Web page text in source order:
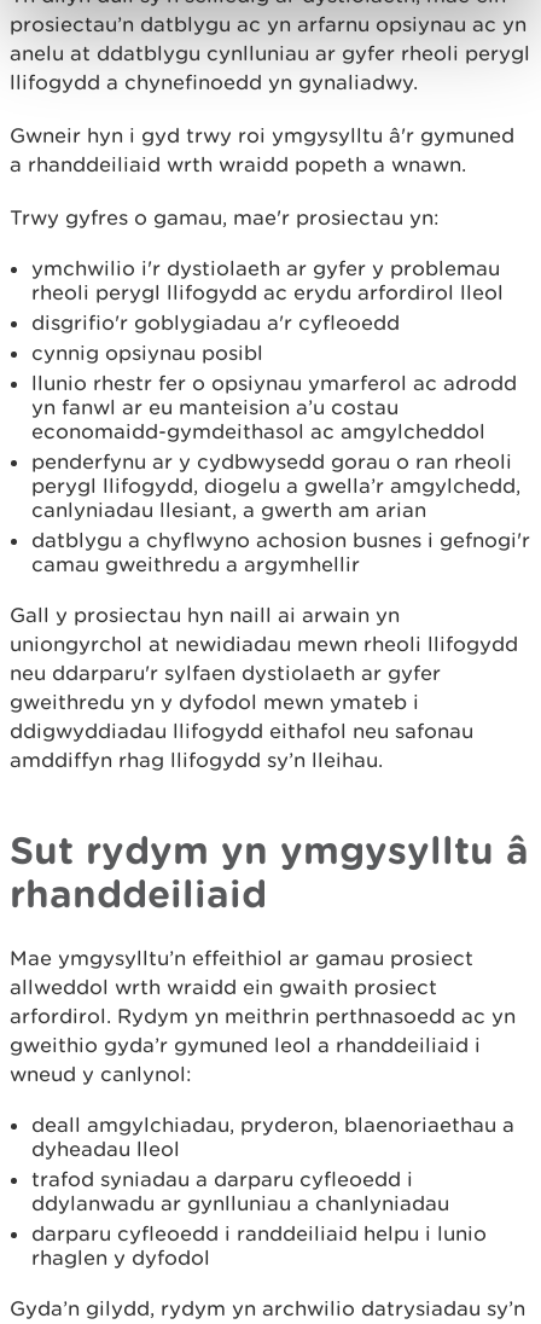
prosiectau’n datblygu ac yn arfarnu opsiynau ac yn
anelu at ddatblygu cynlluniau ar gyfer rheoli perygl
llifogydd a chynefinoedd yn gynaliadwy.
Gwneir hyn i gyd trwy roi ymgysylltu â'r gymuned
a rhanddeiliaid wrth wraidd popeth a wnawn.
Trwy gyfres o gamau, mae'r prosiectau yn:
ymchwilio i'r dystiolaeth ar gyfer y problemau
rheoli perygl llifogydd ac erydu arfordirol lleol
disgrifio'r goblygiadau a'r cyfleoedd
cynnig opsiynau posibl
llunio rhestr fer o opsiynau ymarferol ac adrodd
yn fanwl ar eu manteision a’u costau
economaidd-gymdeithasol ac amgylcheddol
penderfynu ar y cydbwysedd gorau o ran rheoli
perygl llifogydd, diogelu a gwella’r amgylchedd,
canlyniadau llesiant, a gwerth am arian
datblygu a chyflwyno achosion busnes i gefnogi'r
camau gweithredu a argymhellir
Gall y prosiectau hyn naill ai arwain yn
uniongyrchol at newidiadau mewn rheoli llifogydd
neu ddarparu'r sylfaen dystiolaeth ar gyfer
gweithredu yn y dyfodol mewn ymateb i
ddigwyddiadau llifogydd eithafol neu safonau
amddiffyn rhag llifogydd sy’n lleihau.
Sut rydym yn ymgysylltu â
rhanddeiliaid
Mae ymgysylltu’n effeithiol ar gamau prosiect
allweddol wrth wraidd ein gwaith prosiect
arfordirol. Rydym yn meithrin perthnasoedd ac yn
gweithio gyda’r gymuned leol a rhanddeiliaid i
wneud y canlynol:
deall amgylchiadau, pryderon, blaenoriaethau a
dyheadau lleol
trafod syniadau a darparu cyfleoedd i
ddylanwadu ar gynlluniau a chanlyniadau
darparu cyfleoedd i randdeiliaid helpu i lunio
rhaglen y dyfodol
Gyda’n gilydd, rydym yn archwilio datrysiadau sy’n